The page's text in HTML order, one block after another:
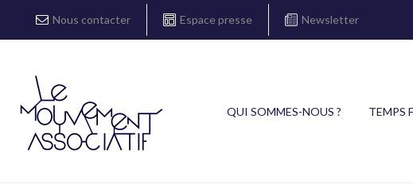
Nous contacter Espace presse Newsletter
QUI SOMMES-NOUS ? TEMPS